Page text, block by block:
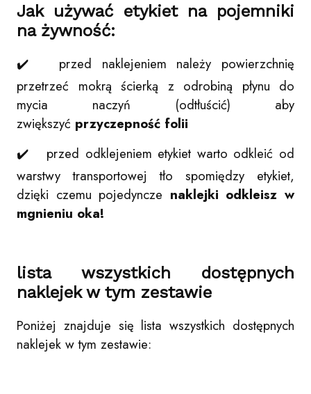
Jak używać etykiet na pojemniki
na żywność:
✔️ przed naklejeniem należy powierzchnię
przetrzeć mokrą ścierką z odrobiną płynu do
mycia naczyń (odtłuścić) aby
zwiększyć przyczepność folii
✔️ przed odklejeniem etykiet warto odkleić od
warstwy transportowej tło spomiędzy etykiet,
dzięki czemu pojedyncze naklejki odkleisz w
mgnieniu oka!
lista wszystkich dostępnych
naklejek w tym zestawie
Poniżej znajduje się lista wszystkich dostępnych
naklejek w tym zestawie: